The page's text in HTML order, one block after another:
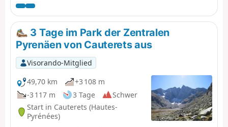
Aufstieg zum Lac Noir, zum Col d'Ilhéou, zur Berghütte
Refuge d'Ilhéou und zum Lac d'Ilhéou
3 Tage im Park der Zentralen
Pyrenäen von Cauterets aus
Visorando-Mitglied
49,70 km
+3 108 m
-3 117 m
3 Tage
Schwer
Start in Cauterets (Hautes-
Pyrénées)